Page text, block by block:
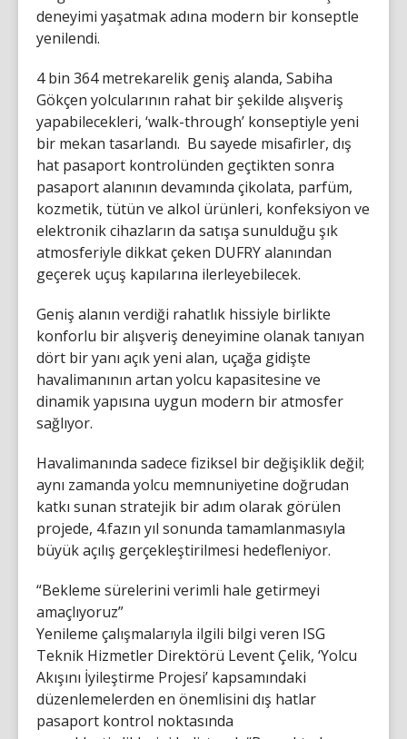
deneyimi yaşatmak adına modern bir konseptle
yenilendi.
4 bin 364 metrekarelik geniş alanda, Sabiha
Gökçen yolcularının rahat bir şekilde alışveriş
yapabilecekleri, ‘walk-through’ konseptiyle yeni
bir mekan tasarlandı. Bu sayede misafirler, dış
hat pasaport kontrolünden geçtikten sonra
pasaport alanının devamında çikolata, parfüm,
kozmetik, tütün ve alkol ürünleri, konfeksiyon ve
elektronik cihazların da satışa sunulduğu şık
atmosferiyle dikkat çeken DUFRY alanından
geçerek uçuş kapılarına ilerleyebilecek.
Geniş alanın verdiği rahatlık hissiyle birlikte
konforlu bir alışveriş deneyimine olanak tanıyan
dört bir yanı açık yeni alan, uçağa gidişte
havalimanının artan yolcu kapasitesine ve
dinamik yapısına uygun modern bir atmosfer
sağlıyor.
Havalimanında sadece fiziksel bir değişiklik değil;
aynı zamanda yolcu memnuniyetine doğrudan
katkı sunan stratejik bir adım olarak görülen
projede, 4.fazın yıl sonunda tamamlanmasıyla
büyük açılış gerçekleştirilmesi hedefleniyor.
“Bekleme sürelerini verimli hale getirmeyi
amaçlıyoruz”
Yenileme çalışmalarıyla ilgili bilgi veren ISG
Teknik Hizmetler Direktörü Levent Çelik, ‘Yolcu
Akışını İyileştirme Projesi’ kapsamındaki
düzenlemelerden en önemlisini dış hatlar
pasaport kontrol noktasında